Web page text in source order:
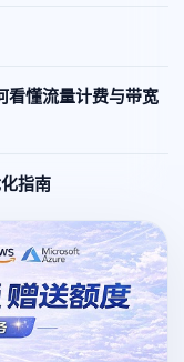
看懂流量计费与带宽
指南